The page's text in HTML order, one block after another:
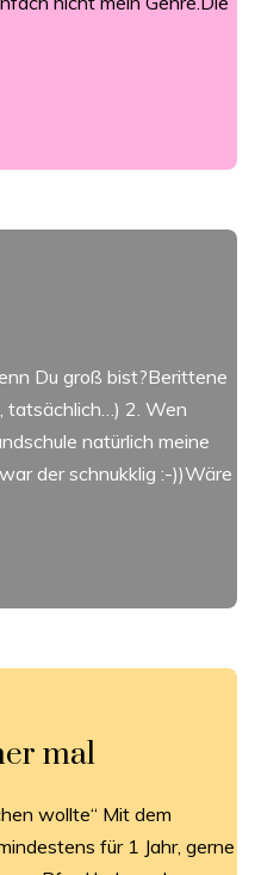
Du groß bist?Berittene
tatsächlich…) 2. Wen
natürlich meine
der schnukklig :-))Wäre
mal
wollte“ Mit dem
für 1 Jahr, gerne